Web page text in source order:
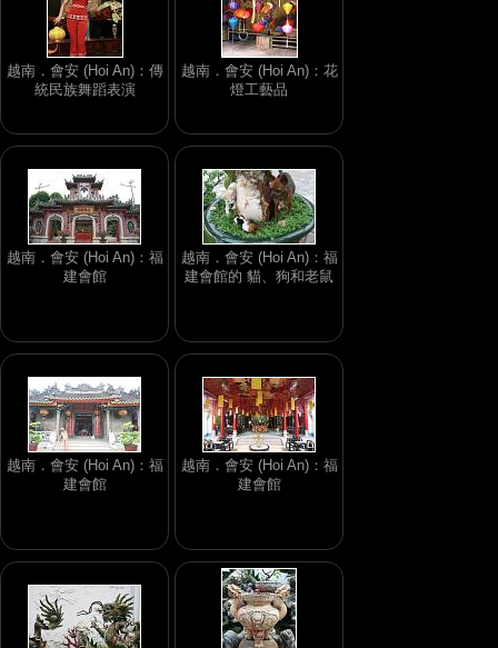
越南．會安 (Hoi An)：傳
統民族舞蹈表演
越南．會安 (Hoi An)：花
燈工藝品
越南．會安 (Hoi An)：福
建會館
越南．會安 (Hoi An)：福
建會館的 貓、狗和老鼠
越南．會安 (Hoi An)：福
建會館
越南．會安 (Hoi An)：福
建會館